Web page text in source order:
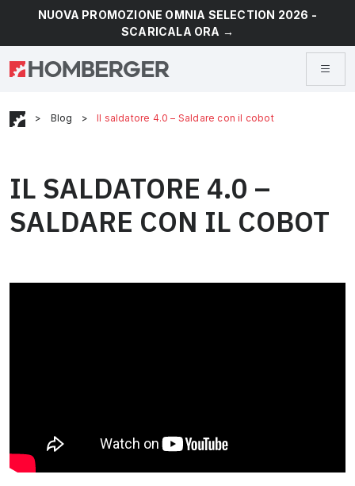
NUOVA PROMOZIONE OMNIA SELECTION 2026 -
SCARICALA ORA →
> Blog > Il saldatore 4.0 – Saldare con il cobot
IL SALDATORE 4.0 –
SALDARE CON IL COBOT